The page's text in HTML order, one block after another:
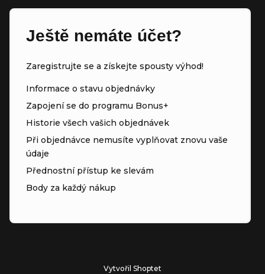
Ještě nemáte účet?
Zaregistrujte se a získejte spousty výhod!
Informace o stavu objednávky
Zapojení se do programu Bonus+
Historie všech vašich objednávek
Při objednávce nemusíte vyplňovat znovu vaše
údaje
Přednostní přístup ke slevám
Body za každý nákup
Vytvořil Shoptet